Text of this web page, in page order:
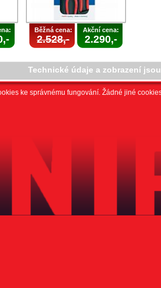
Běžná cena:
2.528,-
Akční cena:
2.290,-
Technické údaje a zobrazení
ke správnému fungování. Žádné jiné